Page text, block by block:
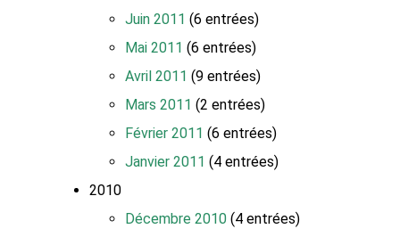
Juin 2011 (6 entrées)
Mai 2011 (6 entrées)
Avril 2011 (9 entrées)
Mars 2011 (2 entrées)
Février 2011 (6 entrées)
Janvier 2011 (4 entrées)
2010
Décembre 2010 (4 entrées)